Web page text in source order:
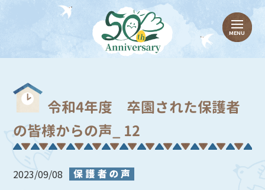
令和4年度 卒園された保護者
の皆様からの声_ 12
2023/09/08